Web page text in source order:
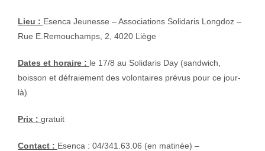
Lieu : Esenca Jeunesse – Associations Solidaris Longdoz –
Rue E.Remouchamps, 2, 4020 Liège
Dates et horaire : le 17/8 au Solidaris Day (sandwich,
boisson et défraiement des volontaires prévus pour ce jour-
là)
Prix : gratuit
Contact : Esenca : 04/341.63.06 (en matinée) –